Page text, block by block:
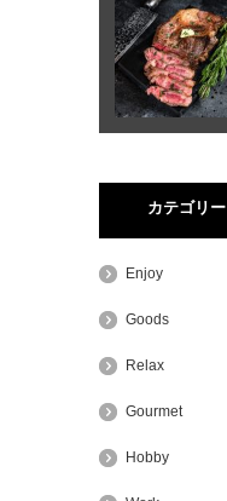
カテゴリー
Enjoy
Goods
Relax
Gourmet
Hobby